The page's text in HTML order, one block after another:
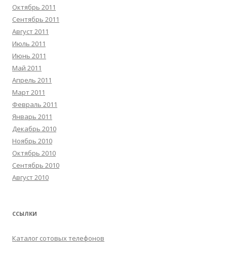
Октябрь 2011
Сентябрь 2011
Август 2011
Июль 2011
Июнь 2011
Май 2011
Апрель 2011
Март 2011
Февраль 2011
Январь 2011
Декабрь 2010
Ноябрь 2010
Октябрь 2010
Сентябрь 2010
Август 2010
ССЫЛКИ
Каталог сотовых телефонов